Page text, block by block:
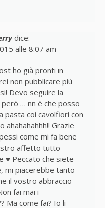
dice:
alle 8:07 am
ho già pronti in
non pubblicare più
Devo seguire la
… nn è che posso
pasta coi cavolfiori con
ahahahahhh!! Grazie
come mi fa bene
affetto tutto
♥ Peccato che siete
mi piacerebbe tanto
il vostro abbraccio
fai mai i
Ma come fai? Io li